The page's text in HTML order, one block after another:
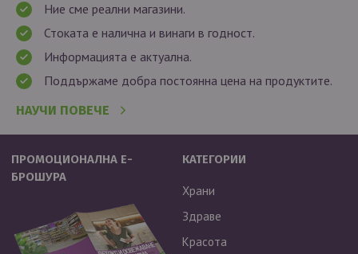
Ние сме реални магазини.
Стоката е налична и винаги в годност.
Информацията е актуална.
Поддържаме добра постоянна цена на продуктите.
НАУЧИ ПОВЕЧЕ
ПРОМОЦИОНАЛНА Е-
БРОШУРА
КАТЕГОРИИ
Храни
Здраве
Красота